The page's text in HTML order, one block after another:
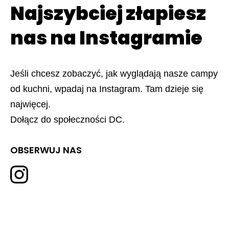
Najszybciej złapiesz
nas na Instagramie
Jeśli chcesz zobaczyć, jak wyglądają nasze campy
od kuchni, wpadaj na Instagram. Tam dzieje się
najwięcej.
Dołącz do społeczności DC.
OBSERWUJ NAS